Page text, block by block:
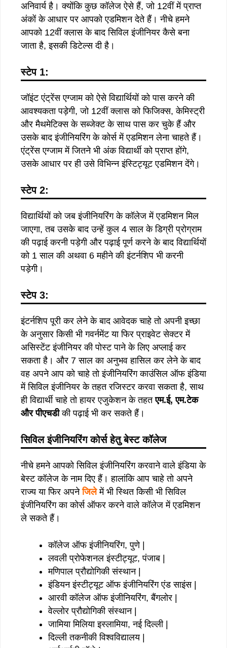
अनिवार्य है। क्योंकि कुछ कॉलेज ऐसे हैं, जो 12वीं में प्राप्त
अंकों के आधार पर आपको एडमिशन देते हैं। नीचे हमने
आपको 12वीं क्लास के बाद सिविल इंजीनियर कैसे बना
जाता है, इसकी डिटेल्स दी है।
स्टेप 1:
जॉइंट एंट्रेंस एग्जाम को ऐसे विद्यार्थियों को पास करने की
आवश्यकता पड़ेगी, जो 12वीं क्लास को फिजिक्स, केमिस्ट्री
और मैथमेटिक्स के सब्जेक्ट के साथ पास कर चुके हैं और
उसके बाद इंजीनियरिंग के कोर्स में एडमिशन लेना चाहते हैं।
एंट्रेंस एग्जाम में जितने भी अंक विद्यार्थी को प्राप्त होंगे,
उसके आधार पर ही उसे विभिन्न इंस्टिट्यूट एडमिशन देंगे।
स्टेप 2:
विद्यार्थियों को जब इंजीनियरिंग के कॉलेज में एडमिशन मिल
जाएगा, तब उसके बाद उन्हें कुल 4 साल के डिग्री प्रोग्राम
की पढ़ाई करनी पड़ेगी और पढ़ाई पूर्ण करने के बाद विद्यार्थियों
को 1 साल की अथवा 6 महीने की इंटर्नशिप भी करनी
पड़ेगी।
स्टेप 3:
इंटर्नशिप पूरी कर लेने के बाद आवेदक चाहे तो अपनी इच्छा
के अनुसार किसी भी गवर्नमेंट या फिर प्राइवेट सेक्टर में
असिस्टेंट इंजीनियर की पोस्ट पाने के लिए अप्लाई कर
सकता है। और 7 साल का अनुभव हासिल कर लेने के बाद
वह अपने आप को चाहे तो इंजीनियरिंग काउंसिल ऑफ इंडिया
में सिविल इंजीनियर के तहत रजिस्टर करवा सकता है, साथ
ही विद्यार्थी चाहे तो हायर एजुकेशन के तहतएम.ई, एम.टेक
और पीएचडीकी पढ़ाई भी कर सकते हैं।
सिविल इंजीनियरिंग कोर्स हेतु बेस्ट कॉलेज
नीचे हमने आपको सिविल इंजीनियरिंग करवाने वाले इंडिया के
बेस्ट कॉलेज के नाम दिए हैं। हालांकि आप चाहे तो अपने
राज्य या फिर अपनेजिलेमें भी स्थित किसी भी सिविल
इंजीनियरिंग का कोर्स ऑफर करने वाले कॉलेज में एडमिशन
ले सकते हैं।
कॉलेज ऑफ इंजीनियरिंग, पुणे |
लवली प्रोफेशनल इंस्टीट्यूट, पंजाब |
मणिपाल प्रौद्योगिकी संस्थान |
इंडियन इंस्टीट्यूट ऑफ इंजीनियरिंग एंड साइंस |
आरवी कॉलेज ऑफ इंजीनियरिंग, बैंगलोर |
वेल्लोर प्रौद्योगिकी संस्थान |
जामिया मिलिया इस्लामिया, नई दिल्ली |
दिल्ली तकनीकी विश्वविद्यालय |